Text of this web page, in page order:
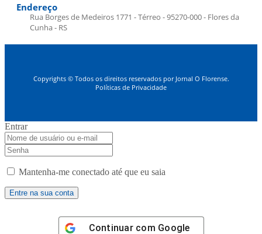
Endereço
Rua Borges de Medeiros 1771 - Térreo - 95270-000 - Flores da
Cunha - RS
Copyrights © Todos os direitos reservados por Jornal O Florense.
Políticas de Privacidade
Entrar
Mantenha-me conectado até que eu saia
Continuar com Google